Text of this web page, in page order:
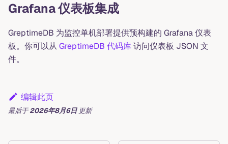
Grafana 仪表板集成
GreptimeDB 为监控单机部署提供预构建的 Grafana 仪表
板。你可以从 GreptimeDB 代码库访问仪表板 JSON 文
件。
编辑此页
最后于2026年8月6日 更新